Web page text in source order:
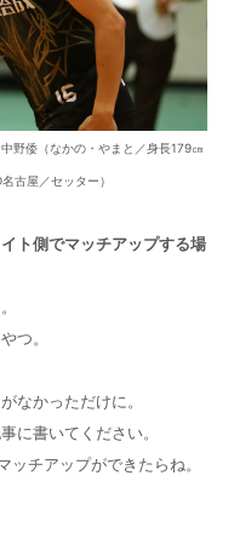
野倭（なかの・やまと／身長179㎝
古屋／セッター）
ト側でマッチアップする場
つ。
なかっただけに。
に書いてください。
ッチアップができたらね。